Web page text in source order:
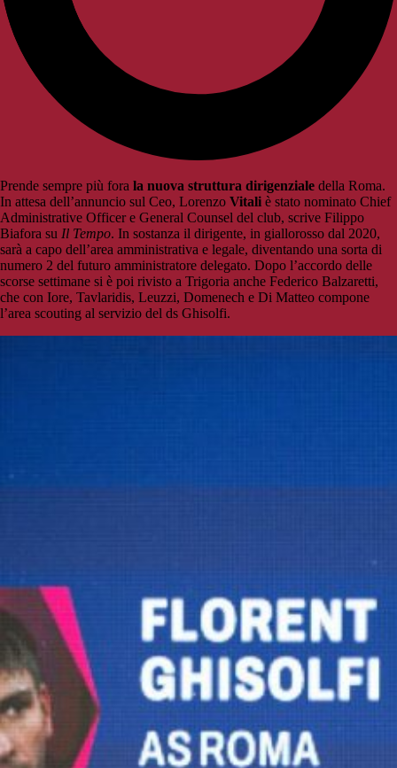
Prende sempre più fora la nuova struttura dirigenziale della Roma.
In attesa dell’annuncio sul Ceo, Lorenzo Vitali è stato nominato Chief
Administrative Officer e General Counsel del club, scrive Filippo
Biafora su Il Tempo. In sostanza il dirigente, in giallorosso dal 2020,
sarà a capo dell’area amministrativa e legale, diventando una sorta di
numero 2 del futuro amministratore delegato. Dopo l’accordo delle
scorse settimane si è poi rivisto a Trigoria anche Federico Balzaretti,
che con Iore, Tavlaridis, Leuzzi, Domenech e Di Matteo compone
l’area scouting al servizio del ds Ghisolfi.